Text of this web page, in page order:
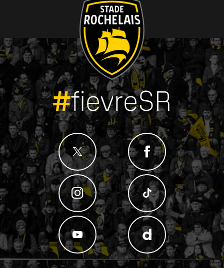
#fievreSR